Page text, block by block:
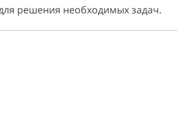
решения необходимых задач.